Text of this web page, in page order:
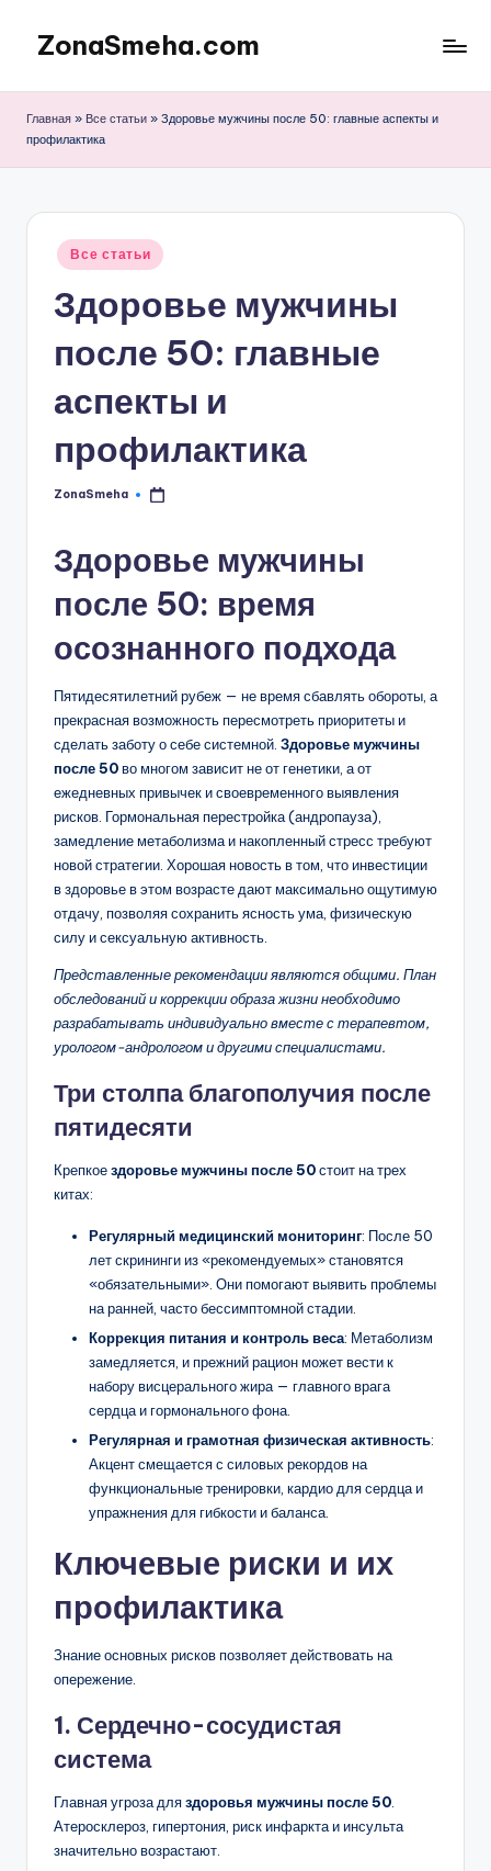
Перейти
содержимому
ZonaSmeha.com
Правильное
Главная » Все статьи » Здоровье мужчины после 50: главные аспекты и
профилактика
Опубликовано
Все статьи
Здоровье мужчины
после 50: главные
аспекты и
профилактика
Запись
ZonaSmeha
Здоровье мужчины
после 50: время
осознанного подхода
Пятидесятилетний рубеж — не время сбавлять обороты, а
прекрасная возможность пересмотреть приоритеты и
сделать заботу о себе системной. Здоровье мужчины
после 50во многом зависит не от генетики, а от
ежедневных привычек и своевременного выявления
рисков. Гормональная перестройка (андропауза),
замедление метаболизма и накопленный стресс требуют
новой стратегии. Хорошая новость в том, что инвестиции
в здоровье в этом возрасте дают максимально ощутимую
отдачу, позволяя сохранить ясность ума, физическую
силу и сексуальную активность.
Представленные рекомендации являются общими. План
обследований и коррекции образа жизни необходимо
разрабатывать индивидуально вместе с терапевтом,
урологом-андрологом и другими специалистами.
Три столпа благополучия после
пятидесяти
Крепкоездоровье мужчины после 50стоит на трех
китах:
Регулярный медицинский мониторинг: После 50
лет скрининги из «рекомендуемых» становятся
«обязательными». Они помогают выявить проблемы
на ранней, часто бессимптомной стадии.
Коррекция питания и контроль веса: Метаболизм
замедляется, и прежний рацион может вести к
набору висцерального жира — главного врага
сердца и гормонального фона.
Регулярная и грамотная физическая активность:
Акцент смещается с силовых рекордов на
функциональные тренировки, кардио для сердца и
упражнения для гибкости и баланса.
Ключевые риски и их
профилактика
Знание основных рисков позволяет действовать на
опережение.
1. Сердечно-сосудистая
система
Главная угроза дляздоровья мужчины после 50.
Атеросклероз, гипертония, риск инфаркта и инсульта
значительно возрастают.